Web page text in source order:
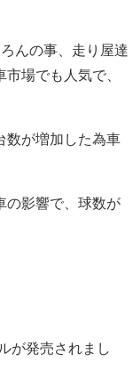
んの事、走り屋達
場でも人気で、
数が増加した為車
の影響で、球数が
が発売されまし